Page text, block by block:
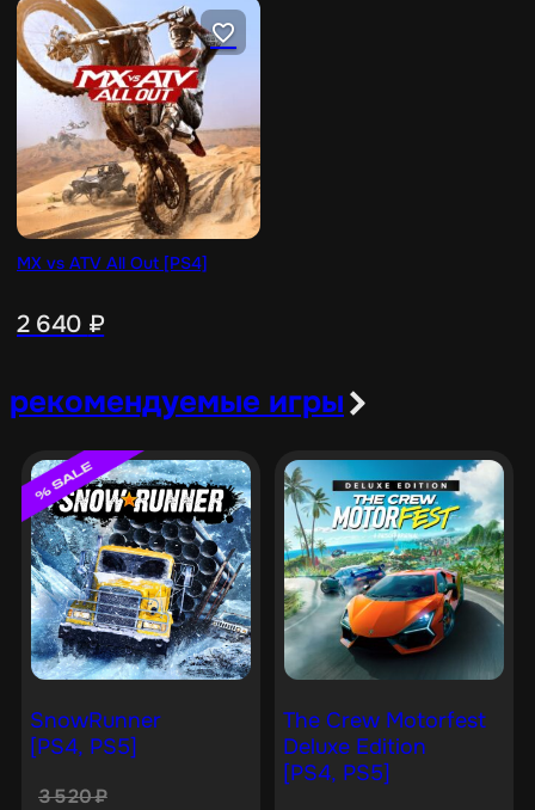
MX vs ATV All Out [PS4]
2 640 ₽
рекомендуемые игры
SnowRunner
[PS4, PS5]
3 520₽
The Crew Motorfest
Deluxe Edition
[PS4, PS5]